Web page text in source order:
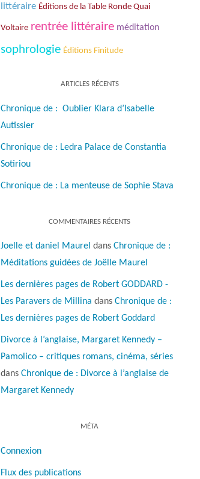
littéraire Éditions de la Table Ronde Quai
Voltaire rentrée littéraire méditation
sophrologie Éditions Finitude
ARTICLES RÉCENTS
Chronique de : Oublier Klara d’Isabelle
Autissier
Chronique de : Ledra Palace de Constantia
Sotiriou
Chronique de : La menteuse de Sophie Stava
COMMENTAIRES RÉCENTS
Joelle et daniel Maurel dans Chronique de :
Méditations guidées de Joëlle Maurel
Les dernières pages de Robert GODDARD -
Les Paravers de Millina dans Chronique de :
Les dernières pages de Robert Goddard
Divorce à l’anglaise, Margaret Kennedy –
Pamolico – critiques romans, cinéma, séries
dans Chronique de : Divorce à l’anglaise de
Margaret Kennedy
MÉTA
Connexion
Flux des publications